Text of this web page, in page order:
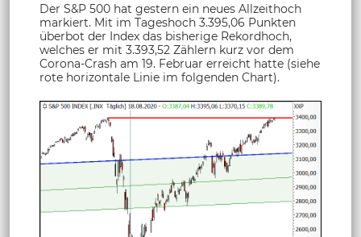
Der S&P 500 hat gestern ein neues Allzeithoch
markiert. Mit im Tageshoch 3.395,06 Punkten
überbot der Index das bisherige Rekordhoch,
welches er mit 3.393,52 Zählern kurz vor dem
Corona-Crash am 19. Februar erreicht hatte (siehe
rote horizontale Linie im folgenden Chart).